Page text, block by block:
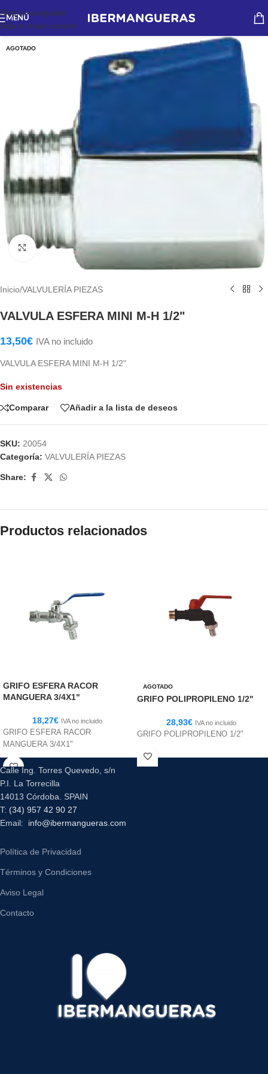
Skip to navigation
Skip to main content
MENÚ
AGOTADO
Haga Click para agrandar
Inicio/VALVULERÍA PIEZAS
VALVULA ESFERA MINI M-H 1/2"
13,50€ IVA no incluido
VALVULA ESFERA MINI M-H 1/2"
Sin existencias
Comparar Añadir a la lista de deseos
SKU: 20054
Categoría: VALVULERÍA PIEZAS
Share:
Productos relacionados
GRIFO ESFERA RACOR
MANGUERA 3/4X1"
18,27€ IVA no incluido
GRIFO ESFERA RACOR
MANGUERA 3/4X1"
AGOTADO
GRIFO POLIPROPILENO 1/2"
28,93€ IVA no incluido
GRIFO POLIPROPILENO 1/2"
Calle Ing. Torres Quevedo, s/n
P.I. La Torrecilla
14013 Córdoba. SPAIN
T: (34) 957 42 90 27
Email: info@ibermangueras.com
Política de Privacidad
Términos y Condiciones
Aviso Legal
Contacto